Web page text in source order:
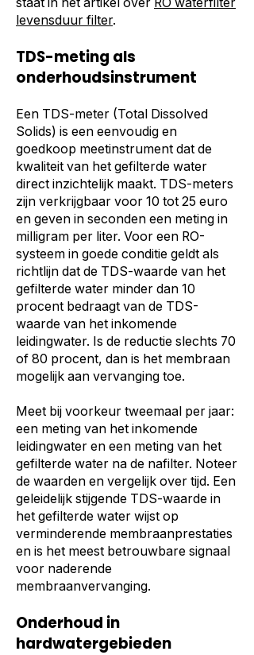
levensduur filter.
TDS-meting als
onderhoudsinstrument
Een TDS-meter (Total Dissolved
Solids) is een eenvoudig en
goedkoop meetinstrument dat de
kwaliteit van het gefilterde water
direct inzichtelijk maakt. TDS-meters
zijn verkrijgbaar voor 10 tot 25 euro
en geven in seconden een meting in
milligram per liter. Voor een RO-
systeem in goede conditie geldt als
richtlijn dat de TDS-waarde van het
gefilterde water minder dan 10
procent bedraagt van de TDS-
waarde van het inkomende
leidingwater. Is de reductie slechts 70
of 80 procent, dan is het membraan
mogelijk aan vervanging toe.
Meet bij voorkeur tweemaal per jaar:
een meting van het inkomende
leidingwater en een meting van het
gefilterde water na de nafilter. Noteer
de waarden en vergelijk over tijd. Een
geleidelijk stijgende TDS-waarde in
het gefilterde water wijst op
verminderende membraanprestaties
en is het meest betrouwbare signaal
voor naderende
membraanvervanging.
Onderhoud in
hardwatergebieden